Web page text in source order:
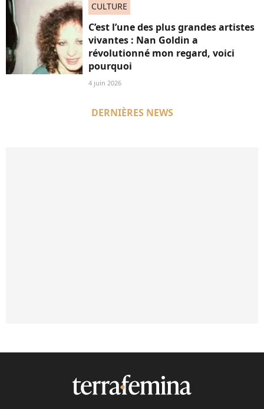
CULTURE
C’est l’une des plus grandes artistes
vivantes : Nan Goldin a
révolutionné mon regard, voici
pourquoi
4 juin 2026
DERNIÈRES NEWS